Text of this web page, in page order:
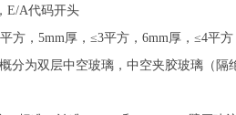
E/A代码开头
方，5mm厚，≤3平方，6mm厚，≤4平方
分为双层中空玻璃，中空夹胶玻璃（隔